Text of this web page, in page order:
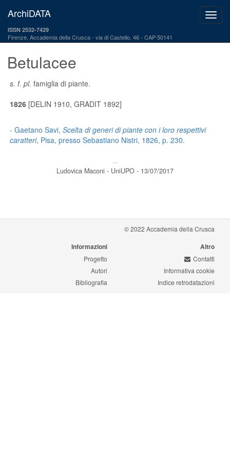
ArchiDATA
ISSN 2532-7429
Firenze, Accademia della Crusca via di Castello, 46 - CAP 50141
Betulacee
s. f. pl. famiglia di piante.
1826[DELIN 1910, GRADIT 1892]
- Gaetano Savi, Scelta di generi di piante con i loro respettivi
caratteri, Pisa, presso Sebastiano Nistri, 1826, p. 230.
---
Ludovica Maconi - UniUPO - 13/07/2017
© 2022 Accademia della Crusca
Informazioni
Progetto
Autori
Bibliografia
Altro
Contatti
Informativa cookie
Indice retrodatazioni